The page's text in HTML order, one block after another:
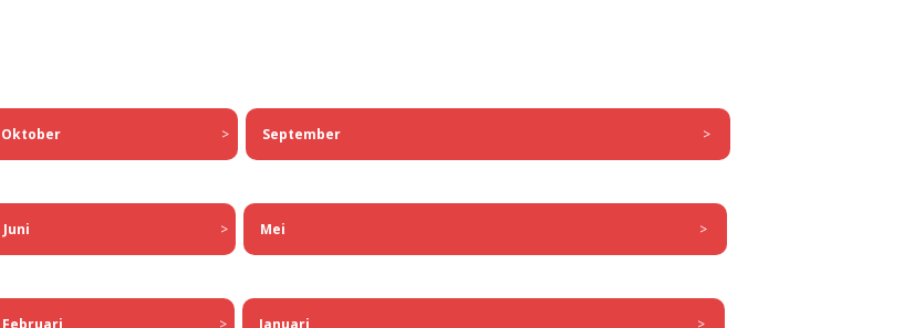
Oktober > September >
Juni > Mei >